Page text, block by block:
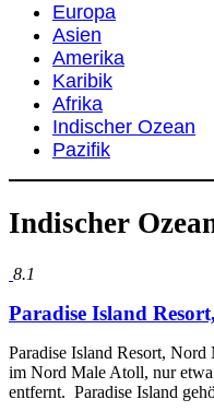
Europa
Asien
Amerika
Karibik
Afrika
Indischer Ozean
Pazifik
Indischer
8.1
Paradise Island
Paradise Island Resort,
im Nord Male Atoll, nur
entfernt. Paradise Island